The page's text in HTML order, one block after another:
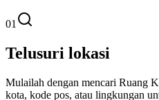
01
Telusuri lokasi
Mulailah dengan mencari Ruang
kota, kode pos, atau lingkungan